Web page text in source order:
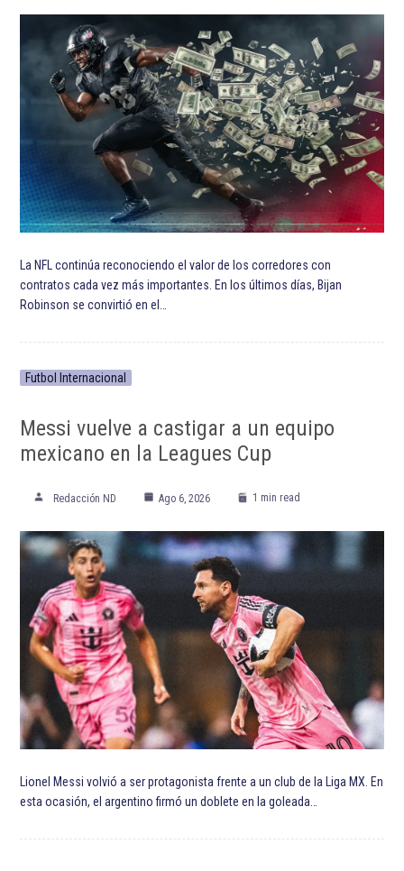
La NFL continúa reconociendo el valor de los corredores con
contratos cada vez más importantes. En los últimos días, Bijan
Robinson se convirtió en el…
Futbol Internacional
Messi vuelve a castigar a un equipo
mexicano en la Leagues Cup
Redacción ND Ago 6, 2026 1 min read
Lionel Messi volvió a ser protagonista frente a un club de la Liga MX. En
esta ocasión, el argentino firmó un doblete en la goleada…